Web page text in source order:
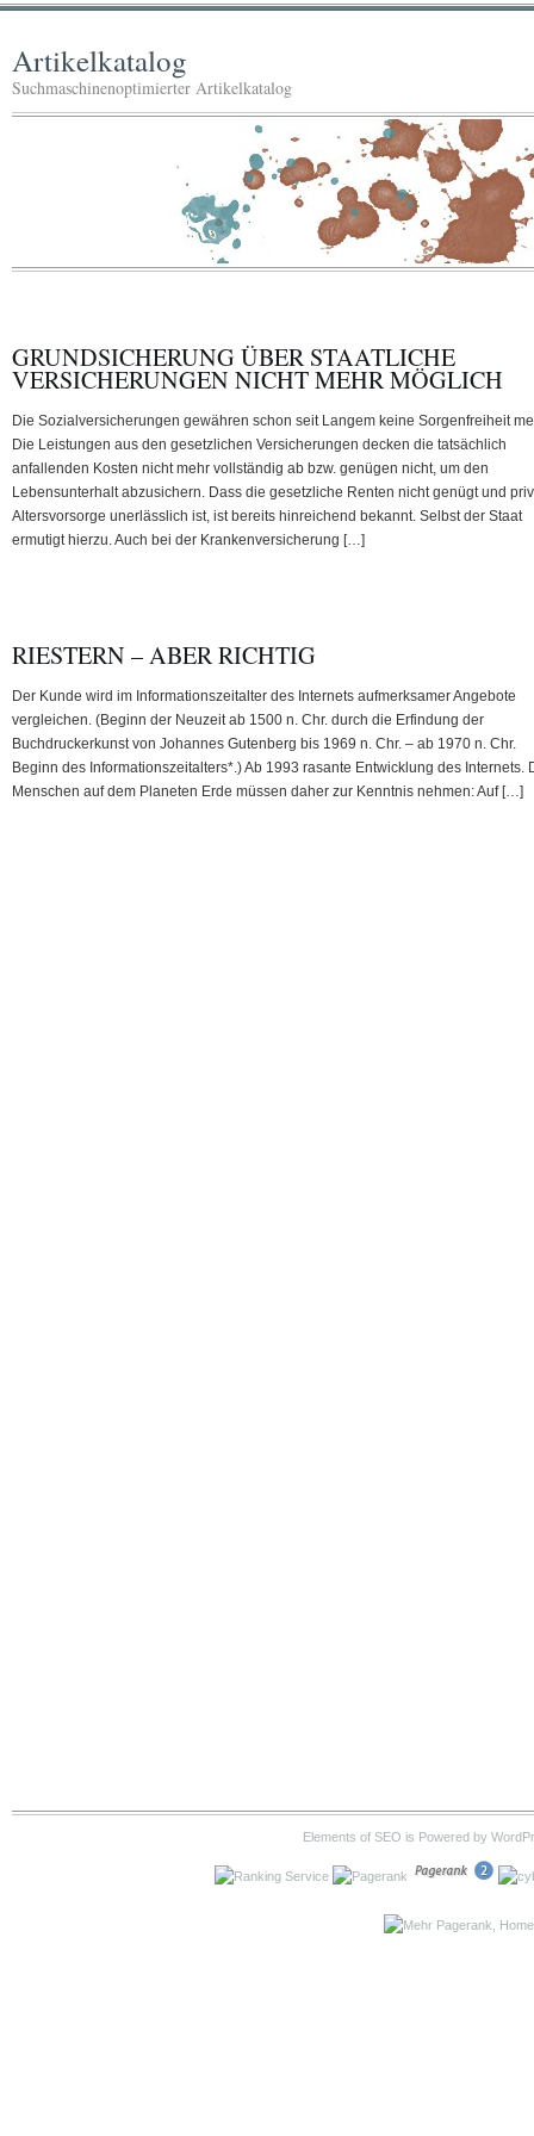
Artikelkatalog
Suchmaschinenoptimierter Artikelkatalog
GRUNDSICHERUNG ÜBER STAATLICHE
VERSICHERUNGEN NICHT MEHR MÖGLICH
Die Sozialversicherungen gewähren schon seit Langem keine Sorgenfreiheit
Die Leistungen aus den gesetzlichen Versicherungen decken die tatsächlich
anfallenden Kosten nicht mehr vollständig ab bzw. genügen nicht, um den
Lebensunterhalt abzusichern. Dass die gesetzliche Renten nicht genügt und
Altersvorsorge unerlässlich ist, ist bereits hinreichend bekannt. Selbst der Staat
ermutigt hierzu. Auch bei der Krankenversicherung […]
RIESTERN – ABER RICHTIG
Der Kunde wird im Informationszeitalter des Internets aufmerksamer Angebote
vergleichen. (Beginn der Neuzeit ab 1500 n. Chr. durch die Erfindung der
Buchdruckerkunst von Johannes Gutenberg bis 1969 n. Chr. – ab 1970 n. Chr.
Beginn des Informationszeitalters*.) Ab 1993 rasante Entwicklung des Internets.
Menschen auf dem Planeten Erde müssen daher zur Kenntnis nehmen: Auf […]
Elements of SEO is Powered by